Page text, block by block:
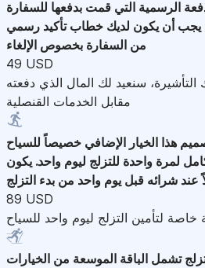
الرسمية التي قمت بدفعها للسفارة
يجب أن يكون لديك خطاب تأكيد رسمي
من السفارة بخصوص الإلغاء
49 USD
سنعيد لك المال الذي دفعته
مقابل الخدمات القنصلية
هذا الخيار الإضافي خصيصاً للسياح
لمرة واحدة للتزلج ليوم واحد. يكون
89 USD
خاصة لتأمين التزلج ليوم واحد للسياح
تشمل الباقة الموسعة من الخيارات